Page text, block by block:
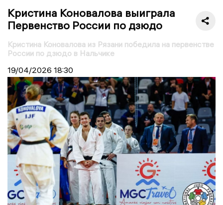
Кристина Коновалова выиграла
Первенство России по дзюдо
Кристина Коновалова из Рязани победила на первенстве
России по дзюдо в Нальчике
19/04/2026 18:30